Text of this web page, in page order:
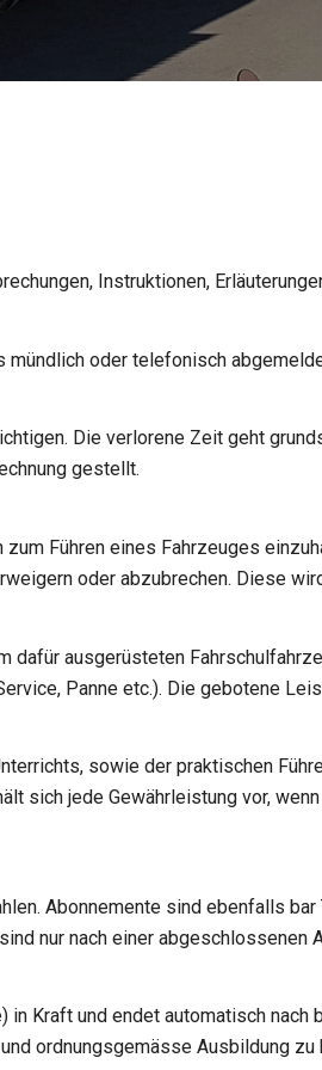
Instruktionen,
oder telefonisch
Die verlorene Zeit geht
gestellt.
Führen eines Fahrzeuges
oder abzubrechen. Diese
dafür ausgerüsteten
Panne etc.). Die gebotene
sowie der praktischen
sich jede Gewährleistung vor,
Abonnemente sind ebenfalls
nur nach einer abgeschlossenen
Kraft und endet automatisch
ordnungsgemässe Ausbildung